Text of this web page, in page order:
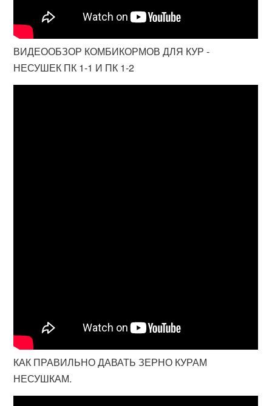
ВИДЕООБЗОР КОМБИКОРМОВ ДЛЯ КУР -
НЕСУШЕК ПК 1-1 И ПК 1-2
КАК ПРАВИЛЬНО ДАВАТЬ ЗЕРНО КУРАМ
НЕСУШКАМ.